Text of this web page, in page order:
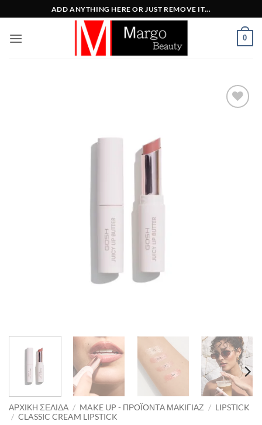
στο
περιεχόμενο
ADD ANYTHING HERE OR JUST REMOVE IT...
0
ΑΡΧΙΚΉ ΣΕΛΊΔΑ / MAKE UP - ΠΡΟΪΌΝΤΑ ΜΑΚΙΓΙΆΖ / LIPSTICK
/ CLASSIC CREAM LIPSTICK